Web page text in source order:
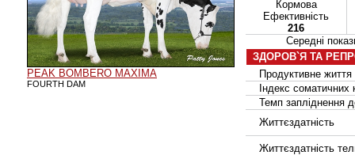
PEAK BOMBERO MAXIMA
FOURTH DAM
Кормова
Ефективність
216
Середні
ЗДОРОВ`Я ТА
Продуктивне життя
Індекс соматичних
Темп запліднення
Життєздатність
Життєздатність